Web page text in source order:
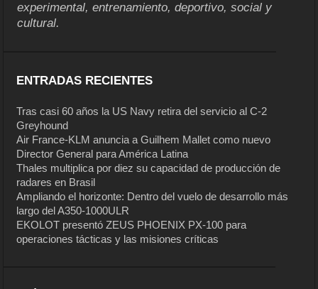
experimental, entrenamiento, deportivo, social y
cultural.
ENTRADAS RECIENTES
Tras casi 60 años la US Navy retira del servicio al C-2
Greyhound
Air France-KLM anuncia a Guilhem Mallet como nuevo
Director General para América Latina
Thales multiplica por diez su capacidad de producción de
radares en Brasil
Ampliando el horizonte: Dentro del vuelo de desarrollo más
largo del A350-1000ULR
EKOLOT presentó ZEUS PHOENIX PX-100 para
operaciones tácticas y las misiones críticas